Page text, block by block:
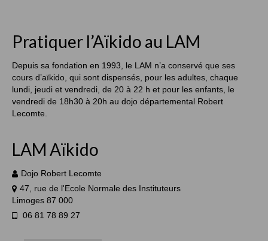
Pratiquer l’Aïkido au LAM
Depuis sa fondation en 1993, le LAM n’a conservé que ses
cours d’aïkido, qui sont dispensés, pour les adultes, chaque
lundi, jeudi et vendredi, de 20 à 22 h et pour les enfants, le
vendredi de 18h30 à 20h au dojo départemental Robert
Lecomte.
LAM Aïkido
Dojo Robert Lecomte
47, rue de l'Ecole Normale des Instituteurs
Limoges 87 000
06 81 78 89 27